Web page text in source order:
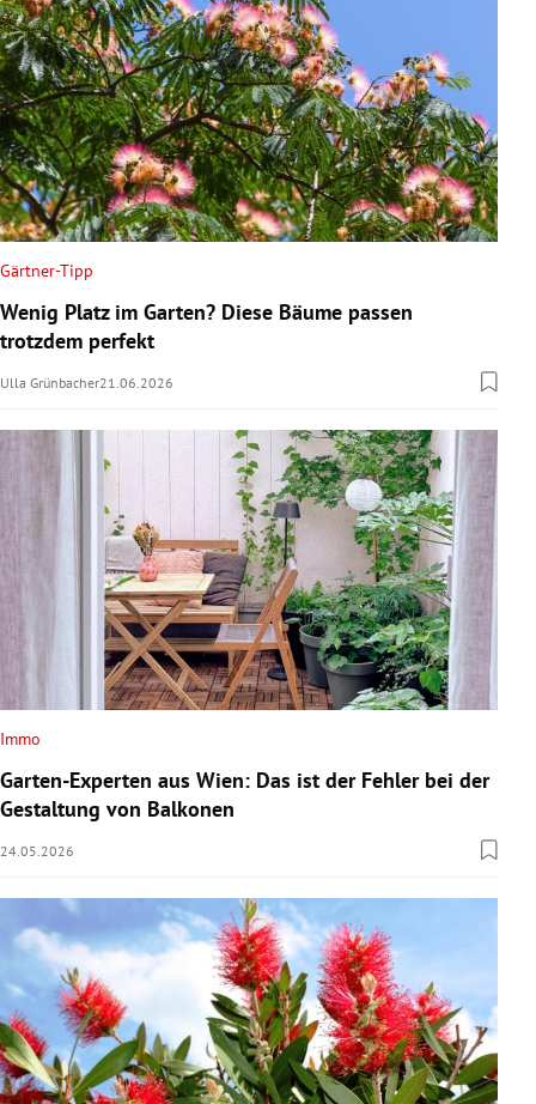
Gärtner-Tipp
Wenig Platz im Garten? Diese Bäume passen
trotzdem perfekt
Ulla Grünbacher21.06.2026
Immo
Garten-Experten aus Wien: Das ist der Fehler bei der
Gestaltung von Balkonen
24.05.2026